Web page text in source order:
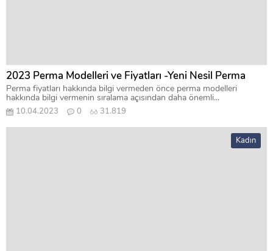
2023 Perma Modelleri ve Fiyatları -Yeni Nesil Perma
Perma fiyatları hakkında bilgi vermeden önce perma modelleri
hakkında bilgi vermenin sıralama açısından daha önemli...
10.04.2023 0 31.819
Kadın